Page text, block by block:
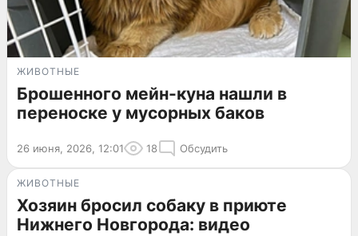
ЖИВОТНЫЕ
Брошенного мейн-куна нашли в
переноске у мусорных баков
26 июня, 2026, 12:01 18 Обсудить
ЖИВОТНЫЕ
Хозяин бросил собаку в приюте
Нижнего Новгорода: видео